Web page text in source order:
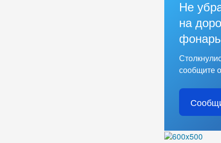
Не
на
сообщите